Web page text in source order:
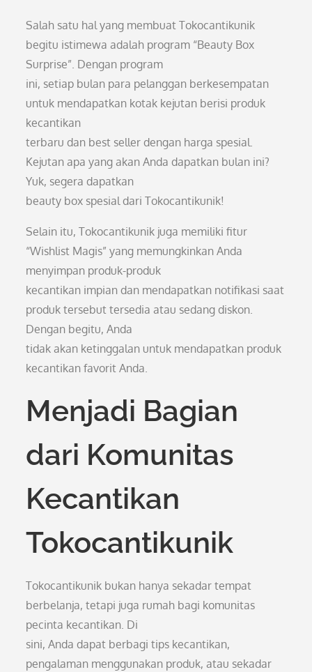
Salah satu hal yang membuat Tokocantikunik
begitu istimewa adalah program “Beauty Box
Surprise”. Dengan program
ini, setiap bulan para pelanggan berkesempatan
untuk mendapatkan kotak kejutan berisi produk
kecantikan
terbaru dan best seller dengan harga spesial.
Kejutan apa yang akan Anda dapatkan bulan ini?
Yuk, segera dapatkan
beauty box spesial dari Tokocantikunik!
Selain itu, Tokocantikunik juga memiliki fitur
“Wishlist Magis” yang memungkinkan Anda
menyimpan produk-produk
kecantikan impian dan mendapatkan notifikasi saat
produk tersebut tersedia atau sedang diskon.
Dengan begitu, Anda
tidak akan ketinggalan untuk mendapatkan produk
kecantikan favorit Anda.
Menjadi Bagian
dari Komunitas
Kecantikan
Tokocantikunik
Tokocantikunik bukan hanya sekadar tempat
berbelanja, tetapi juga rumah bagi komunitas
pecinta kecantikan. Di
sini, Anda dapat berbagi tips kecantikan,
pengalaman menggunakan produk, atau sekadar